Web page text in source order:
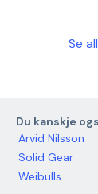
Se
Du kanskje
Arvid Nilsson
Solid Gear
Weibulls